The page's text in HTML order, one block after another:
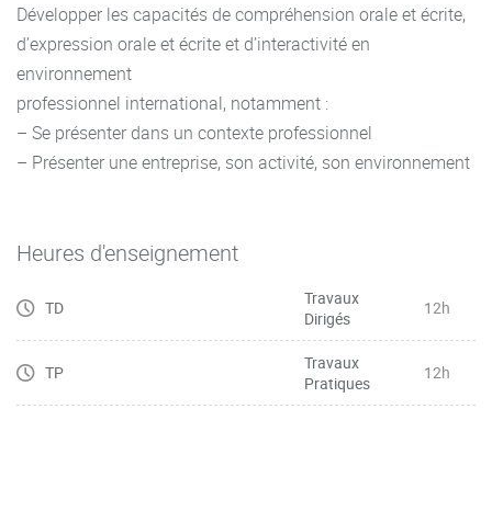
– Justification des choix, argumentation
Outils linguistiques :
– Travailler entre autres les éléments suivants :
conjugaison et emploi des temps adaptés à la situation,
alphabet, vocabulaire
adapté en contexte, forme interrogative, formules de
– Veiller à la qualité phonétique et idiomatique de
l’expression
– Manier toutes sortes de chiffres (dates, horaires, prix,
etc.), lire des graphiques et décrire des tendances
– Maîtriser le vocabulaire basique général de l’entreprise,
de la communication commerciale, et du marketing et le
Développer les capacités de compréhension orale et écrite,
d’expression orale et écrite et d’interactivité en
environnement
professionnel international, notamment :
– Se présenter dans un contexte professionnel
– Présenter une entreprise, son activité, son environnement
Heures d'enseignement
TD
Travaux
Dirigés
12h
TP
Travaux
Pratiques
12h